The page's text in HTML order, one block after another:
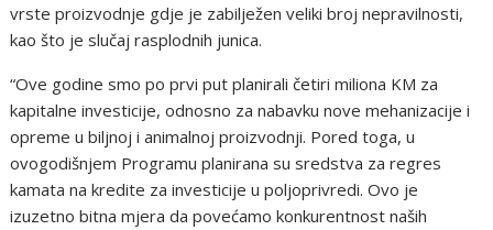
vrste proizvodnje gdje je zabilježen veliki broj nepravilnosti,
kao što je slučaj rasplodnih junica.
“Ove godine smo po prvi put planirali četiri miliona KM za
kapitalne investicije, odnosno za nabavku nove mehanizacije i
opreme u biljnoj i animalnoj proizvodnji. Pored toga, u
ovogodišnjem Programu planirana su sredstva za regres
kamata na kredite za investicije u poljoprivredi. Ovo je
izuzetno bitna mjera da povećamo konkurentnost naših